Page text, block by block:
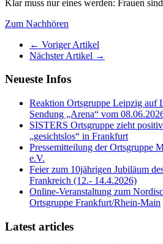
Klar muss nur eines werden: Frauen
Zum Nachhören
← Voriger Artikel
Nächster Artikel →
Neueste Infos
Reaktion Ortsgruppe Leipzig
Sendung „Arena“ vom
SISTERS Ortsgruppe zieht
„gesichtslos“ in Frankfurt
Pressemitteilung der Ortsgruppe
e.V.
Feier zum 10jährigen Jubiläum
Frankreich (12.- 14.4.2026)
Online-Veranstaltung zum
Ortsgruppe Frankfurt/Rhein-Main
Latest articles